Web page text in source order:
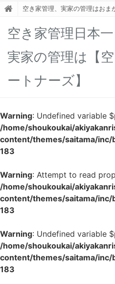
空き家管理、実家の管理はおま
空き家管理日本一
実家の管理は【
ートナーズ】
Warning: Undefined variable
/home/shoukoukai/
content/themes/saitama/
183
Warning: Attempt to read
/home/shoukoukai/
content/themes/saitama/
183
Warning: Undefined variable
/home/shoukoukai/
content/themes/saitama/
183